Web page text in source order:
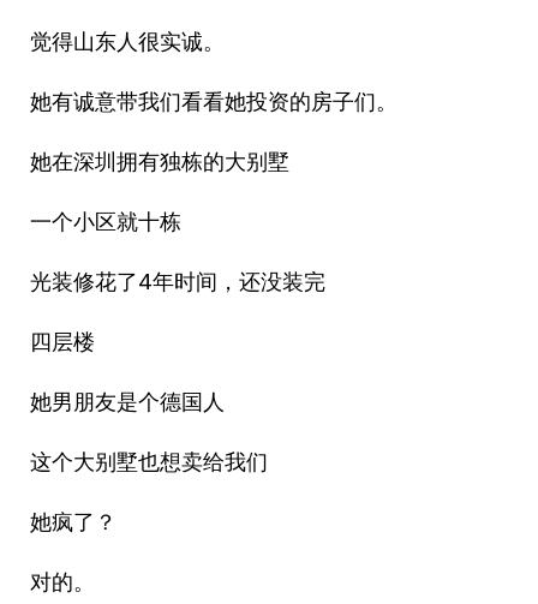
觉得山东人很实诚。
她有诚意带我们看看她投资的房子们。
她在深圳拥有独栋的大别墅
一个小区就十栋
光装修花了4年时间，还没装完
四层楼
她男朋友是个德国人
这个大别墅也想卖给我们
她疯了？
对的。